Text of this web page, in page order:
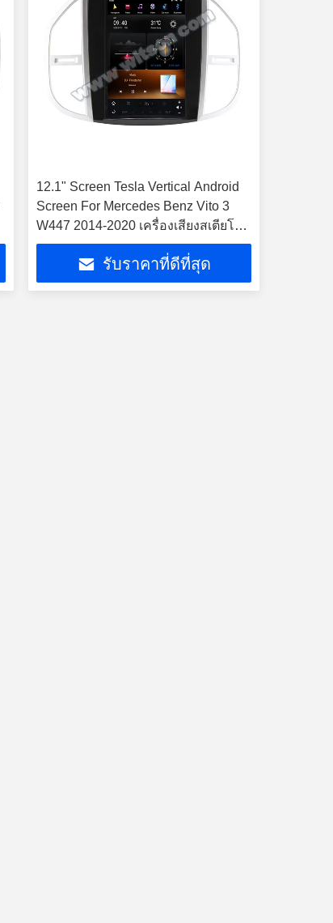
12.1" Screen Tesla Vertical Android
Screen For Mercedes Benz Vito 3
W447 2014-2020 เครื่องเสียงสเตียโร่
รถยนต์
รับราคาที่ดีที่สุด